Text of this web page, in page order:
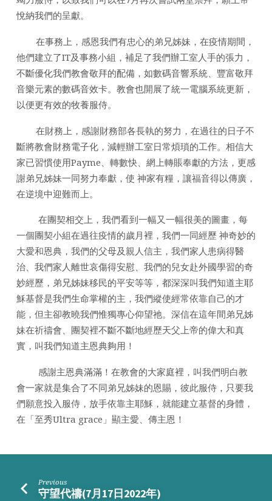
悅納我們的呈獻。
在事務上，感恩我們有忠心的弟兄姊妹，在疫情期間，
他們建立了IT及事務小組，補足了我們辦工室人手的張力，
不斷優化我們教會敬拜的配備，如數碼音響系統、豐富敬拜
音樂元素的數碼音效卡。教會也開展了統一電腦系統更新，
以便更有效的牧養服侍。
在財務上，感謝財務部各長執的努力，在過往的日子不
斷將教會財務電子化，減輕辦工室日常煩瑣的工作。相信大
家已習慣使用Payme、轉數快、網上轉賬奉獻的方法，更感
謝弟兄姊妹一同努力奉獻，使 神家有糧，讓福音得以傳廣，
在逆境中迎難而上。
在團契相交上，我們看到一幅又一幅很美的圖畫，每
一個團契小組在過往疫情的歲月裡，我們一同經歷 神奇妙的
大愛和恩典，我們的父母及親人信主，我們家人患病得醫
治、我們家人離世哀傷得安慰、我們的兒女赴外國學習的奇
妙經歷，弟兄姊妹移民的平安等等，都深深叫我們知道主耶
穌基督是我們生命掌權的主，我們縱使經常依靠自己的才
能，但主卻教曉我們惟獨專心仰望祂。深信在這年間弟兄姊
妹在祈禱會、團契裡不斷不斷地經歷天父上帝的偉大和真
實，叫我們知道主恩典夠用！
感謝主恩典滿滿！在教會的大家庭裡，叫我們明白教
會一家就是集合了不同弟兄姊妹的恩賜，彼此服侍，只要我
們願意投入服侍，放手依靠主耶穌，就能建立基督的身體，
在「至秀Ultra grace」顯主愛、傳主恩！
Previous
守望代禱(7月17日2022年)